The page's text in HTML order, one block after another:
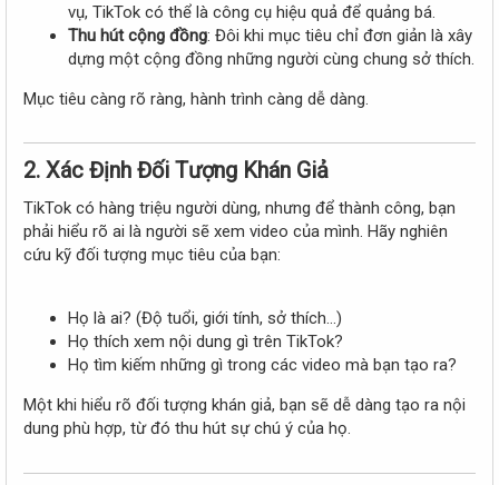
vụ, TikTok có thể là công cụ hiệu quả để quảng bá.
Thu hút cộng đồng: Đôi khi mục tiêu chỉ đơn giản là xây
dựng một cộng đồng những người cùng chung sở thích.
Mục tiêu càng rõ ràng, hành trình càng dễ dàng.
2. Xác Định Đối Tượng Khán Giả
TikTok có hàng triệu người dùng, nhưng để thành công, bạn
phải hiểu rõ ai là người sẽ xem video của mình. Hãy nghiên
cứu kỹ đối tượng mục tiêu của bạn:
Họ là ai? (Độ tuổi, giới tính, sở thích...)
Họ thích xem nội dung gì trên TikTok?
Họ tìm kiếm những gì trong các video mà bạn tạo ra?
Một khi hiểu rõ đối tượng khán giả, bạn sẽ dễ dàng tạo ra nội
dung phù hợp, từ đó thu hút sự chú ý của họ.